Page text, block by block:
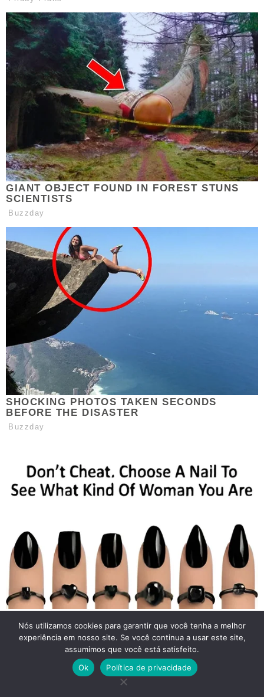
Nós utilizamos cookies para garantir que você tenha a melhor
experiência em nosso site. Se você continua a usar este site,
assumimos que você está satisfeito.
Ok
Política de privacidade